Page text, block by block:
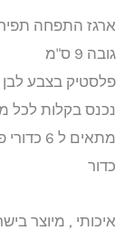
ארגז התפחה
גובה 9 ס"מ
פלסטיק בצבע לבן
נכנס בקלות לכל
כדור
איכותי , מיוצר